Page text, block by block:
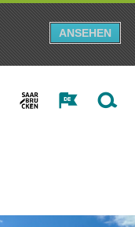
ANSEHEN